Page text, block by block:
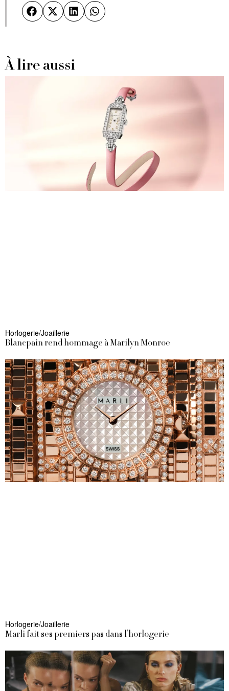
À lire aussi
Horlogerie/Joaillerie
Blancpain rend hommage à Marilyn Monroe
Horlogerie/Joaillerie
Marli fait ses premiers pas dans l’horlogerie